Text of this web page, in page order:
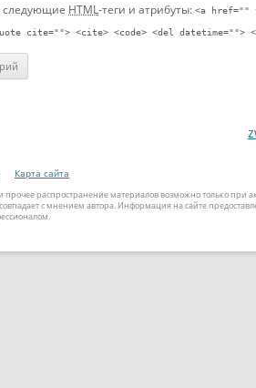
следующие HTML-теги и атрибуты: <a href=""
cite=""> <cite> <code> <del datetime="">
Карта сайта
прочее распространение материалов возможно только
с мнением автора. Информация на сайте